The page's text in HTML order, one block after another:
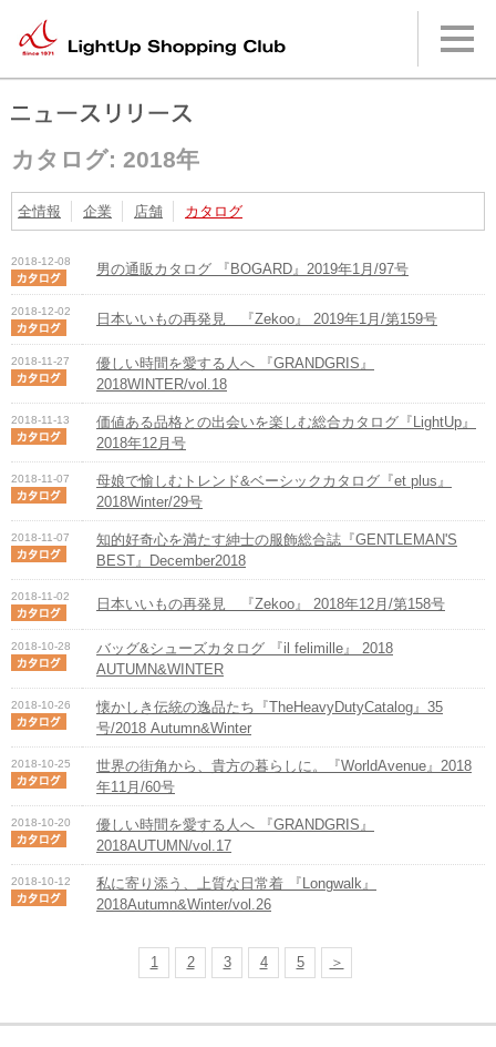
メ
ン
ニカタログ: 2018年
全情報 企業 店舗 カタログ
2018-12-08 男の通販カタログ 『BOGARD』2019年1月/97号
2018-12-02 日本いいもの再発見 『Zekoo』 2019年1月/第159号
2018-11-27
優しい時間を愛する人へ 『GRANDGRIS』
2018WINTER/vol.18
2018-11-13
価値ある品格との出会いを楽しむ総合カタログ『LightUp』
2018年12月号
2018-11-07
母娘で愉しむトレンド&ベーシックカタログ『et plus』
2018Winter/29号
2018-11-07
知的好奇心を満たす紳士の服飾総合誌『GENTLEMAN'S
BEST』December2018
2018-11-02 日本いいもの再発見 『Zekoo』 2018年12月/第158号
2018-10-28
バッグ&シューズカタログ 『il felimille』 2018
AUTUMN&WINTER
2018-10-26
懐かしき伝統の逸品たち『TheHeavyDutyCatalog』35
号/2018 Autumn&Winter
2018-10-25
世界の街角から、貴方の暮らしに。『WorldAvenue』2018
年11月/60号
2018-10-20
優しい時間を愛する人へ 『GRANDGRIS』
2018AUTUMN/vol.17
2018-10-12
私に寄り添う、上質な日常着 『Longwalk』
2018Autumn&Winter/vol.26
1 2 3 4 5 ＞